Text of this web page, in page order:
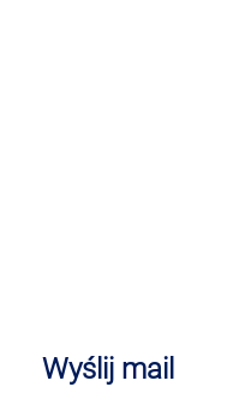
Wyślij mail